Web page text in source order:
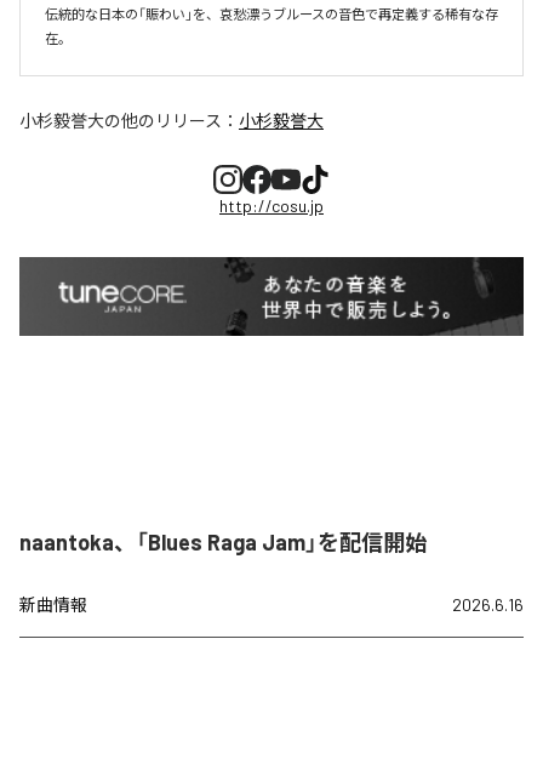
伝統的な日本の「賑わい」を、哀愁漂うブルースの音色で再定義する稀有な存
在。
小杉毅誉大の他のリリース： 小杉毅誉大
http://cosu.jp
naantoka、「Blues Raga Jam」を配信開始
新曲情報 2026.6.16